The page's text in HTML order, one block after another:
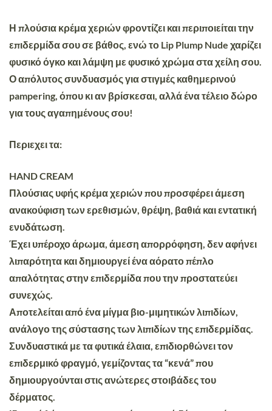
Η πλούσια κρέμα χεριών φροντίζει και περιποιείται την
επιδερμίδα σου σε βάθος, ενώ το Lip Plump Nude χαρίζει
φυσικό όγκο και λάμψη με φυσικό χρώμα στα χείλη σου.
Ο απόλυτος συνδυασμός για στιγμές καθημερινού
pampering, όπου κι αν βρίσκεσαι, αλλά ένα τέλειο δώρο
για τους αγαπημένους σου!
Περιεχει τα:
HAND CREAM
Πλούσιας υφής κρέμα χεριών που προσφέρει άμεση
ανακούφιση των ερεθισμών, θρέψη, βαθιά και εντατική
ενυδάτωση.
Έχει υπέροχο άρωμα, άμεση απορρόφηση, δεν αφήνει
λιπαρότητα και δημιουργεί ένα αόρατο πέπλο
απαλότητας στην επιδερμίδα που την προστατεύει
συνεχώς.
Αποτελείται από ένα μίγμα βιο-μιμητικών λιπιδίων,
ανάλογο της σύστασης των λιπιδίων της επιδερμίδας.
Συνδυαστικά με τα φυτικά έλαια, επιδιορθώνει τον
επιδερμικό φραγμό, γεμίζοντας τα “κενά” που
δημιουργούνται στις ανώτερες στοιβάδες του
δέρματος.